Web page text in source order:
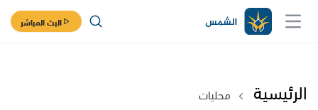
البث المباشر
الرئيسية محليات